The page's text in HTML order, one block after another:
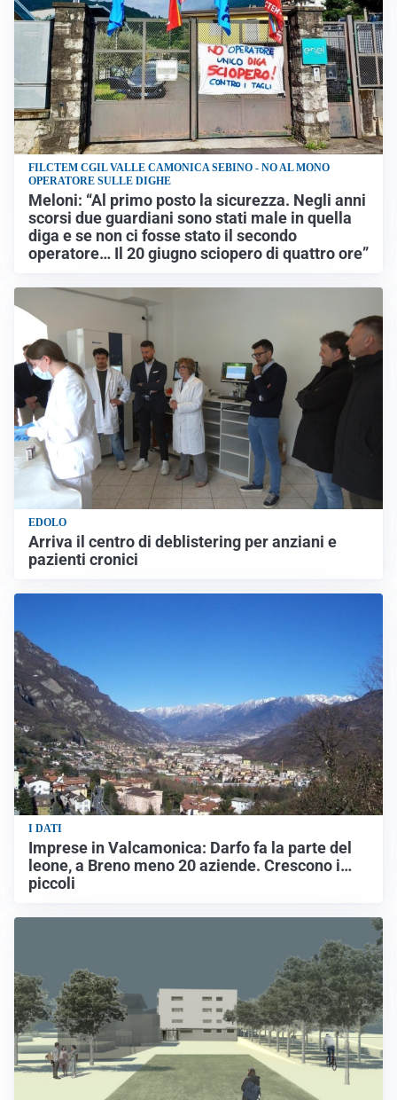
FILCTEM CGIL VALLE CAMONICA SEBINO - NO AL MONO
OPERATORE SULLE DIGHE
Meloni: “Al primo posto la sicurezza. Negli anni
scorsi due guardiani sono stati male in quella
diga e se non ci fosse stato il secondo
operatore… Il 20 giugno sciopero di quattro ore”
EDOLO
Arriva il centro di deblistering per anziani e
pazienti cronici
I DATI
Imprese in Valcamonica: Darfo fa la parte del
leone, a Breno meno 20 aziende. Crescono i…
piccoli